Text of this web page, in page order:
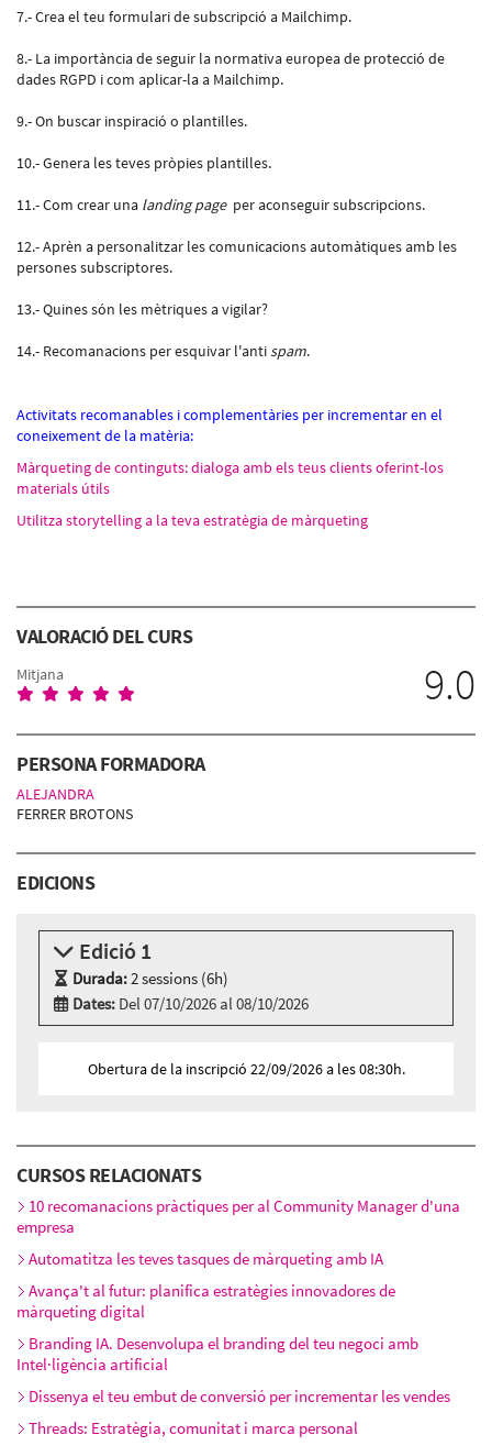
7.- Crea el teu formulari de subscripció a Mailchimp.
8.- La importància de seguir la normativa europea de protecció de
dades RGPD i com aplicar-la a Mailchimp.
9.- On buscar inspiració o plantilles.
10.- Genera les teves pròpies plantilles.
11.- Com crear una landing page per aconseguir subscripcions.
12.- Aprèn a personalitzar les comunicacions automàtiques amb les
persones subscriptores.
13.- Quines són les mètriques a vigilar?
14.- Recomanacions per esquivar l'antispam.
Activitats recomanables i complementàries per incrementar en el
coneixement de la matèria:
Màrqueting de continguts: dialoga amb els teus clients oferint-los
materials útils
Utilitza storytelling a la teva estratègia de màrqueting
VALORACIÓ DEL CURS
Mitjana 9.0
PERSONA FORMADORA
ALEJANDRA
FERRER BROTONS
EDICIONS
Edició 1
Durada:2 sessions (6h)
Dates: Del 07/10/2026 al 08/10/2026
Idioma:Català
Obertura de la inscripció 22/09/2026 a les 08:30h.
CURSOS RELACIONATS
10 recomanacions pràctiques per al Community Manager d'una
empresa
Automatitza les teves tasques de màrqueting amb IA
Avança't al futur: planifica estratègies innovadores de
màrqueting digital
Branding IA. Desenvolupa el branding del teu negoci amb
Intel·ligència artificial
Dissenya el teu embut de conversió per incrementar les vendes
Threads: Estratègia, comunitat i marca personal